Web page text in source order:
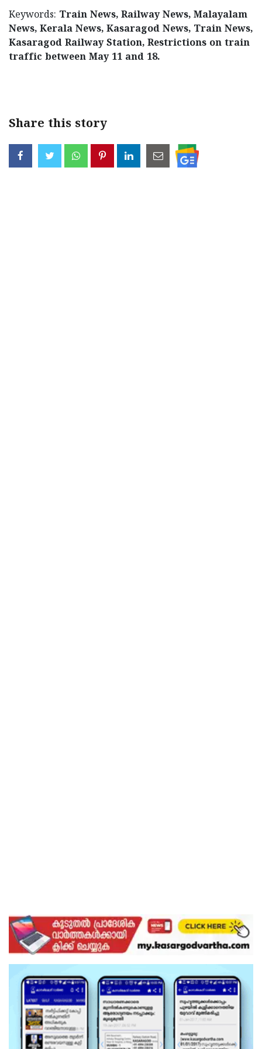
Keywords: Train News, Railway News, Malayalam
News, Kerala News, Kasaragod News, Train News,
Kasaragod Railway Station, Restrictions on train
traffic between May 11 and 18.
Share this story